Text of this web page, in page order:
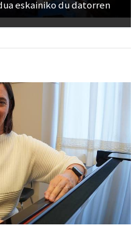
eskainiko du datorren